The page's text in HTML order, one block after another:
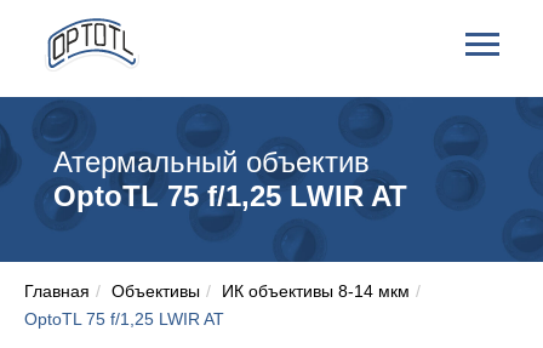
Атермальный объектив
OptoTL 75 f/1,25 LWIR AT
Главная / Объективы / ИК объективы 8-14 мкм /
OptoTL 75 f/1,25 LWIR AT